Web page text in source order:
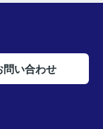
問い合わせ